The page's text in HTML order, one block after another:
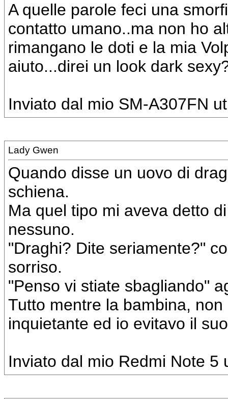
A quelle parole feci una
contatto umano..ma non ho
rimangano le doti e la mia
aiuto...direi un look dark
Inviato dal mio SM-A307FN
Lady Gwen
Quando disse un uovo di
schiena.
Ma quel tipo mi aveva detto
nessuno.
"Draghi? Dite seriamente?"
sorriso.
"Penso vi stiate sbagliando"
Tutto mentre la bambina,
inquietante ed io evitavo il
Inviato dal mio Redmi Note 5